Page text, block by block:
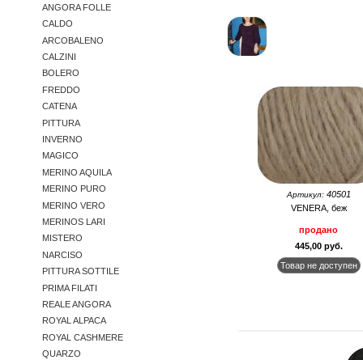
ANGORA FOLLE
CALDO
ARCOBALENO
CALZINI
BOLERO
FREDDO
CATENA
PITTURA
INVERNO
MAGICO
MERINO AQUILA
MERINO PURO
MERINO VERO
MERINOS LARI
MISTERO
NARCISO
PITTURA SOTTILE
PRIMA FILATI
REALE ANGORA
ROYAL ALPACA
ROYAL CASHMERE
QUARZO
Артикул: 40501
VENERA, беж
продано
445,00 руб.